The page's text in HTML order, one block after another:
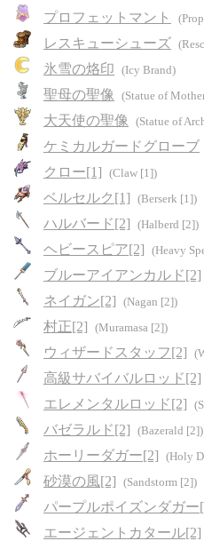
プロフェットマント
レスキューシューズ
氷雪の烙印 (Icy Brand)
聖母の聖像 (Statue of
大天使の聖像 (Statue of
ケミカルガードグローブ
クロー[1] (Claw [1])
ベルセルク[1] (Berserk [1])
ハルバード[2] (Halberd [2])
ヘビースピア[2] (Heavy
ブルーアイアンカルド[2]
ネイガン[2] (Nagan [2])
村正[2] (Muramasa [2])
ウィザードスタッフ[2]
高級サバイバルロッド[2]
エレメンタルロッド[2]
バゼラルド[2] (Bazerald [2])
ホーリーダガー[2] (Holy
砂漠の風[2] (Sandstorm [2])
パープルポイズンダガー
エージェントカタール[2]